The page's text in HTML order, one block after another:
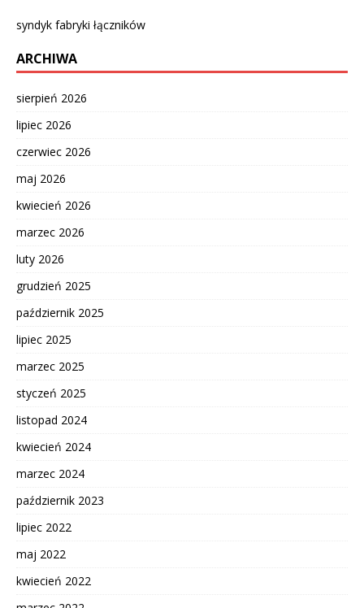
syndyk fabryki łączników
ARCHIWA
sierpień 2026
lipiec 2026
czerwiec 2026
maj 2026
kwiecień 2026
marzec 2026
luty 2026
grudzień 2025
październik 2025
lipiec 2025
marzec 2025
styczeń 2025
listopad 2024
kwiecień 2024
marzec 2024
październik 2023
lipiec 2022
maj 2022
kwiecień 2022